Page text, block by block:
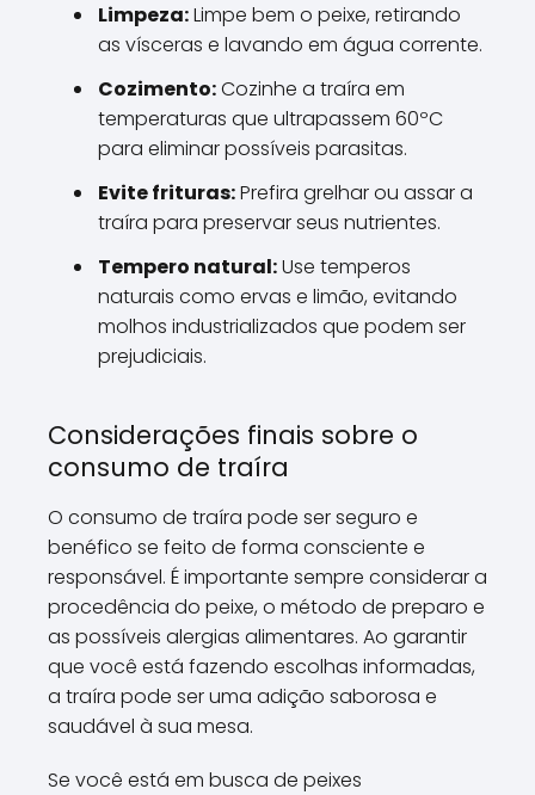
Limpeza:Limpe bem o peixe, retirando
as vísceras e lavando em água corrente.
Cozimento:Cozinhe a traíra em
temperaturas que ultrapassem 60ºC
para eliminar possíveis parasitas.
Evite frituras:Prefira grelhar ou assar a
traíra para preservar seus nutrientes.
Tempero natural:Use temperos
naturais como ervas e limão, evitando
molhos industrializados que podem ser
prejudiciais.
Considerações finais sobre o
consumo de traíra
O consumo de traíra pode ser seguro e
benéfico se feito de forma consciente e
responsável. É importante sempre considerar a
procedência do peixe, o método de preparo e
as possíveis alergias alimentares. Ao garantir
que você está fazendo escolhas informadas,
a traíra pode ser uma adição saborosa e
saudável à sua mesa.
Se você está em busca de peixes